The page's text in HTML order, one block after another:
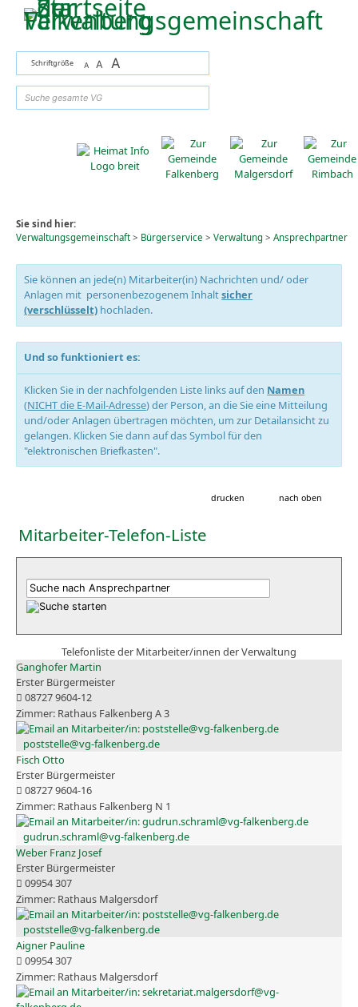
Zum Inhalt,zur Navigationoder
Schriftgröße A A A
Sie sind hier:
Verwaltungsgemeinschaft> Bürgerservice > Verwaltung> Ansprechpartner
Sie können an jede(n) Mitarbeiter(in) Nachrichten und/ oder
Anlagen mit personenbezogenem Inhaltsicher
(verschlüsselt) hochladen.
Und so funktioniert es:
Klicken Sie in der nachfolgenden Liste links auf den Namen
(NICHT die E-Mail-Adresse) der Person, an die Sie eine Mitteilung
und/oder Anlagen übertragen möchten, um zur Detailansicht zu
gelangen. Klicken Sie dann auf das Symbol für den
"elektronischen Briefkasten".
drucken nach oben
Mitarbeiter-Telefon-Liste
Telefonliste der Mitarbeiter/innen der Verwaltung
Ganghofer Martin
Erster Bürgermeister
08727 9604-12
Rathaus Falkenberg A 3
poststelle@vg-falkenberg.de
Fisch Otto
Erster Bürgermeister
08727 9604-16
Rathaus Falkenberg N 1
gudrun.schraml@vg-falkenberg.de
Weber Franz Josef
Erster Bürgermeister
09954 307
Rathaus Malgersdorf
poststelle@vg-falkenberg.de
Aigner Pauline
09954 307
Rathaus Malgersdorf